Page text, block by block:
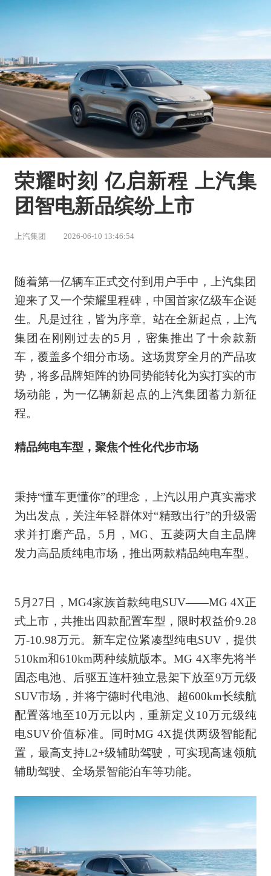
荣耀时刻 亿启新程 上汽集
团智电新品缤纷上市
上汽集团 2026-06-10 13:46:54
随着第一亿辆车正式交付到用户手中，上汽集团
迎来了又一个荣耀里程碑，中国首家亿级车企诞
生。凡是过往，皆为序章。站在全新起点，上汽
集团在刚刚过去的5月，密集推出了十余款新
车，覆盖多个细分市场。这场贯穿全月的产品攻
势，将多品牌矩阵的协同势能转化为实打实的市
场动能，为一亿辆新起点的上汽集团蓄力新征
程。
精品纯电车型，聚焦个性化代步市场
秉持“懂车更懂你”的理念，上汽以用户真实需求
为出发点，关注年轻群体对“精致出行”的升级需
求并打磨产品。5月，MG、五菱两大自主品牌
发力高品质纯电市场，推出两款精品纯电车型。
5月27日，MG4家族首款纯电SUV——MG 4X正
式上市，共推出四款配置车型，限时权益价9.28
万-10.98万元。新车定位紧凑型纯电SUV，提供
510km和610km两种续航版本。MG 4X率先将半
固态电池、后驱五连杆独立悬架下放至9万元级
SUV市场，并将宁德时代电池、超600km长续航
配置落地至10万元以内，重新定义10万元级纯
电SUV价值标准。同时MG 4X提供两级智能配
置，最高支持L2+级辅助驾驶，可实现高速领航
辅助驾驶、全场景智能泊车等功能。